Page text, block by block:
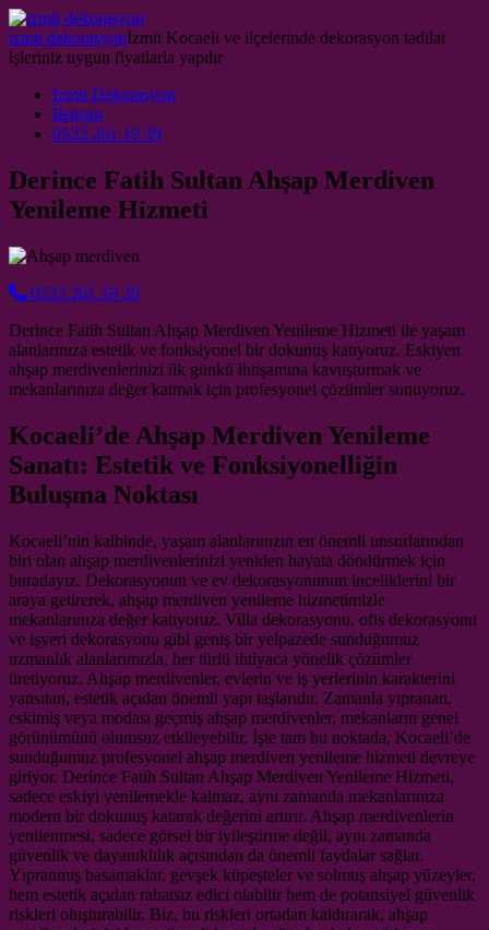
Skip to content
izmit dekorasyonİzmit Kocaeli ve ilçelerinde dekorasyon tadilat
işleriniz uygun fiyatlarla yapılır
Main Navigation
İzmit Dekorasyon
İletişim
0533 261 19 39
Derince Fatih Sultan Ahşap Merdiven
Yenileme Hizmeti
0533 261 19 39
Derince Fatih Sultan Ahşap Merdiven Yenileme Hizmeti ile yaşam
alanlarınıza estetik ve fonksiyonel bir dokunuş katıyoruz. Eskiyen
ahşap merdivenlerinizi ilk günkü ihtişamına kavuşturmak ve
mekanlarınıza değer katmak için profesyonel çözümler sunuyoruz.
Kocaeli’de Ahşap Merdiven Yenileme
Sanatı: Estetik ve Fonksiyonelliğin
Buluşma Noktası
Kocaeli’nin kalbinde, yaşam alanlarınızın en önemli unsurlarından
biri olan ahşap merdivenlerinizi yeniden hayata döndürmek için
buradayız. Dekorasyonun ve ev dekorasyonunun inceliklerini bir
araya getirerek, ahşap merdiven yenileme hizmetimizle
mekanlarınıza değer katıyoruz. Villa dekorasyonu, ofis dekorasyonu
ve işyeri dekorasyonu gibi geniş bir yelpazede sunduğumuz
uzmanlık alanlarımızla, her türlü ihtiyaca yönelik çözümler
üretiyoruz. Ahşap merdivenler, evlerin ve iş yerlerinin karakterini
yansıtan, estetik açıdan önemli yapı taşlarıdır. Zamanla yıpranan,
eskimiş veya modası geçmiş ahşap merdivenler, mekanların genel
görünümünü olumsuz etkileyebilir. İşte tam bu noktada, Kocaeli’de
sunduğumuz profesyonel ahşap merdiven yenileme hizmeti devreye
giriyor. Derince Fatih Sultan Ahşap Merdiven Yenileme Hizmeti,
sadece eskiyi yenilemekle kalmaz, aynı zamanda mekanlarınıza
modern bir dokunuş katarak değerini artırır. Ahşap merdivenlerin
yenilenmesi, sadece görsel bir iyileştirme değil, aynı zamanda
güvenlik ve dayanıklılık açısından da önemli faydalar sağlar.
Yıpranmış basamaklar, gevşek küpeşteler ve solmuş ahşap yüzeyler,
hem estetik açıdan rahatsız edici olabilir hem de potansiyel güvenlik
riskleri oluşturabilir. Biz, bu riskleri ortadan kaldırarak, ahşap